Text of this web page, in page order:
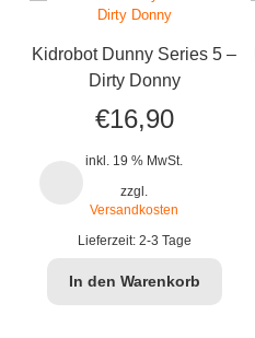
Kidrobot Dunny Series 5 –
Dirty Donny
€16,90
inkl. 19 % MwSt.
zzgl.
Versandkosten
Lieferzeit: 2-3 Tage
In den Warenkorb